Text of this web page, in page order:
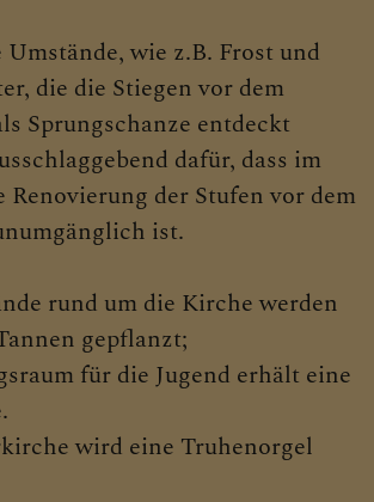
wie z.B. Frost und
die die Stiegen vor dem
Sprungschanze entdeckt
dafür, dass im
Renovierung der Stufen vor dem
ist.
rund um die Kirche werden
gepflanzt;
für die Jugend erhält eine
wird eine Truhenorgel